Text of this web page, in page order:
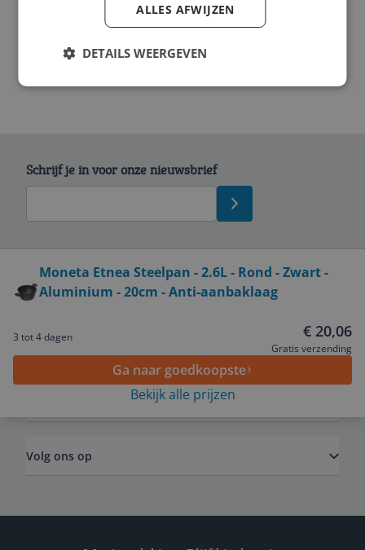
Overige kenmerken
Moneta Etnea Steelpan - 2.6L - Rond - Zwart -
Aluminium - 20cm - Anti-aanbaklaag
3 tot 4 dagen € 20,06
Gratis verzending
Ga naar goedkoopste
Bekijk alle prijzen
Schrijf je in voor onze nieuwsbrief
Service
Algemeen
Volg ons op
ALLES AFWIJZEN
DETAILS WEERGEVEN